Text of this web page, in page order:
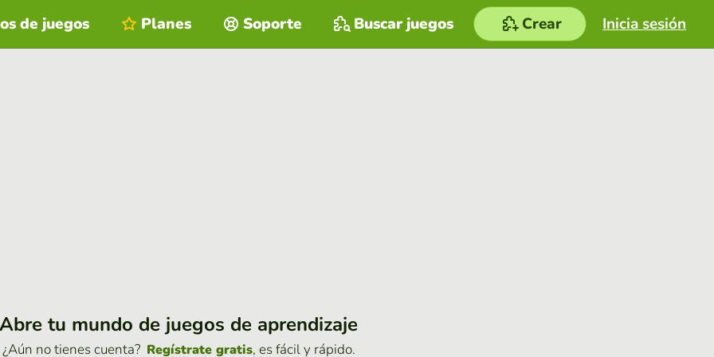
Inicia sesión
de juegos Planes Soporte Buscar juegos Crear
Abre tu mundo de juegos de aprendizaje
¿Aún no tienes cuenta? Regístrate gratis, es fácil y rápido.